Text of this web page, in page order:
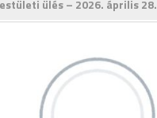
ülés – 2026. április 28.